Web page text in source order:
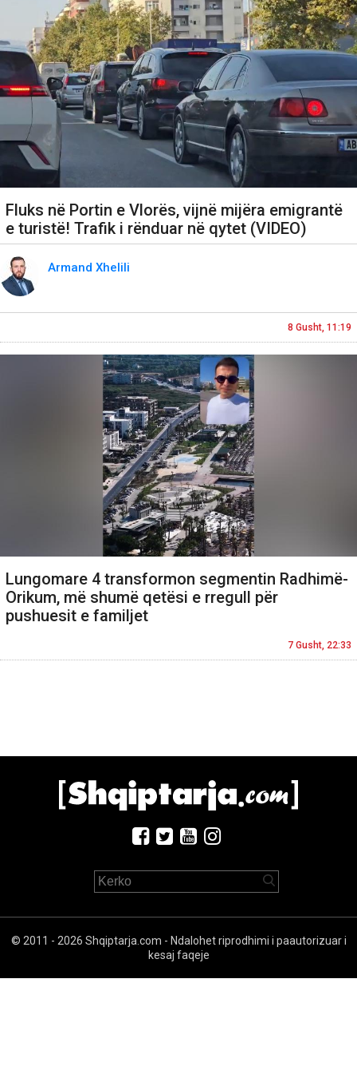
Fluks në Portin e Vlorës, vijnë mijëra emigrantë
e turistë! Trafik i rënduar në qytet (VIDEO)
Armand Xhelili
8 Gusht, 11:19
Lungomare 4 transformon segmentin Radhimë-
Orikum, më shumë qetësi e rregull për
pushuesit e familjet
7 Gusht, 22:33
© 2011 - 2026 Shqiptarja.com - Ndalohet riprodhimi i paautorizuar i
kesaj faqeje